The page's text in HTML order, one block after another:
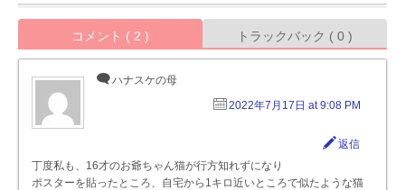
コメント ( 2 ) トラックバック ( 0 )
ハナスケの母
2022年7月17日 at 9:08 PM
返信
丁度私も、16才のお爺ちゃん猫が行方知れずになり
ポスターを貼ったところ、自宅から1キロ近いところで似たような猫